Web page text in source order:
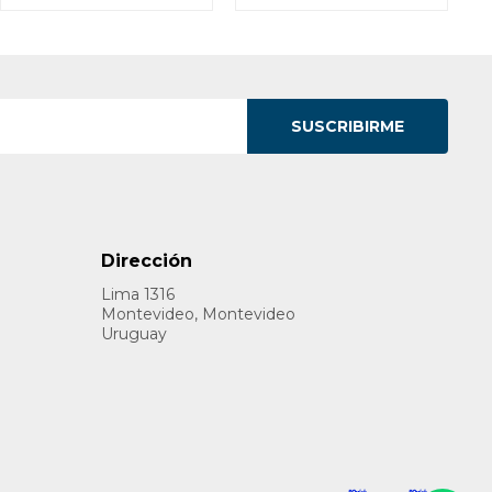
SUSCRIBIRME
Dirección
Lima 1316
Montevideo, Montevideo
Uruguay